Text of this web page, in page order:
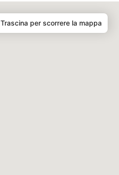
Trascina per scorrere la mappa